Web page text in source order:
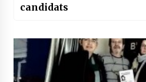
candidats